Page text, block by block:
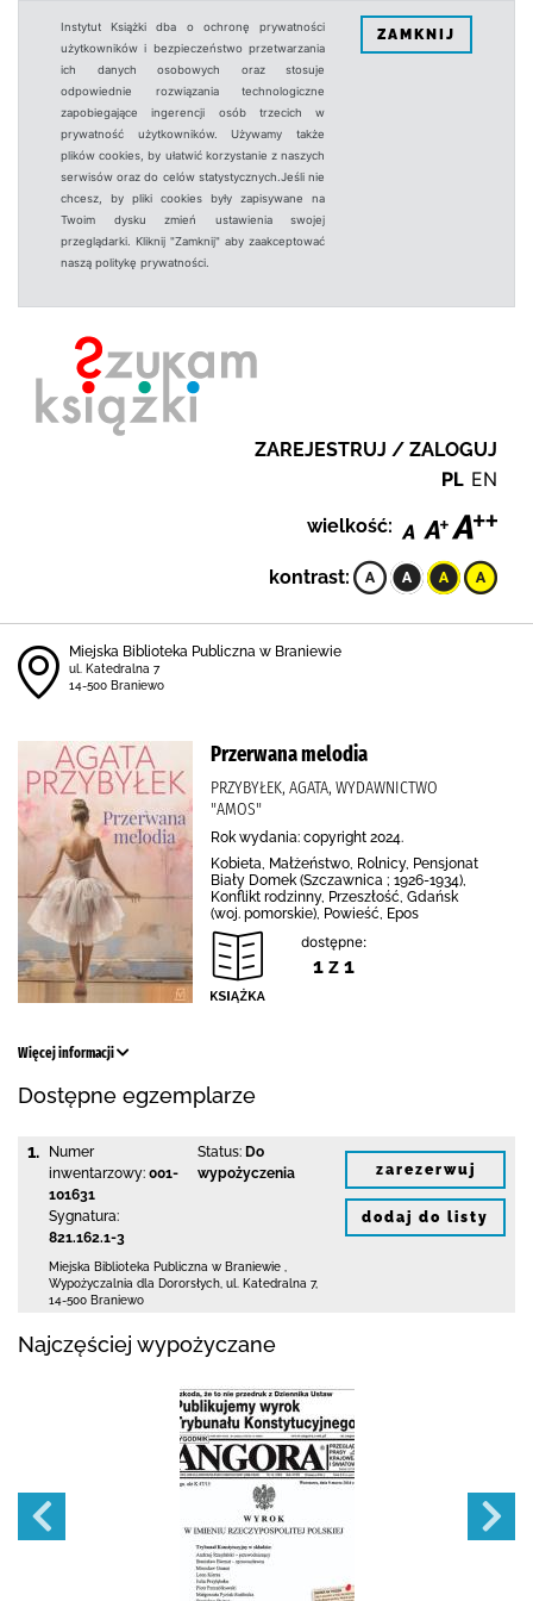
Instytut Książki dba o ochronę prywatności
użytkowników i bezpieczeństwo przetwarzania
ich danych osobowych oraz stosuje
odpowiednie rozwiązania technologiczne
zapobiegające ingerencji osób trzecich w
prywatność użytkowników. Używamy także
plików cookies, by ułatwić korzystanie z naszych
serwisów oraz do celów statystycznych.Jeśli nie
chcesz, by pliki cookies były zapisywane na
Twoim dysku zmień ustawienia swojej
przeglądarki. Kliknij "Zamknij" aby zaakceptować
naszą politykę prywatności.
ZAMKNIJ
ZAREJESTRUJ / ZALOGUJ
PL EN
wielkość:
kontrast:
Miejska Biblioteka Publiczna w Braniewie
ul. Katedralna 7
14-500 Braniewo
Przerwana melodia
PRZYBYŁEK, AGATA, WYDAWNICTWO
"AMOS"
Rok wydania: copyright 2024.
Kobieta, Małżeństwo, Rolnicy, Pensjonat
Biały Domek (Szczawnica ; 1926-1934),
Konflikt rodzinny, Przeszłość, Gdańsk
(woj. pomorskie), Powieść, Epos
dostępne:
1 z 1
Więcej informacji
Dostępne egzemplarze
1.
Numer
inwentarzowy: 001-
101631
Sygnatura:
821.162.1-3
Status: Do
wypożyczenia
Miejska Biblioteka Publiczna w Braniewie
Wypożyczalnia dla Dororsłych, ul. Katedralna 7,
14-500 Braniewo
zarezerwuj
dodaj do listy
Najczęściej wypożyczane